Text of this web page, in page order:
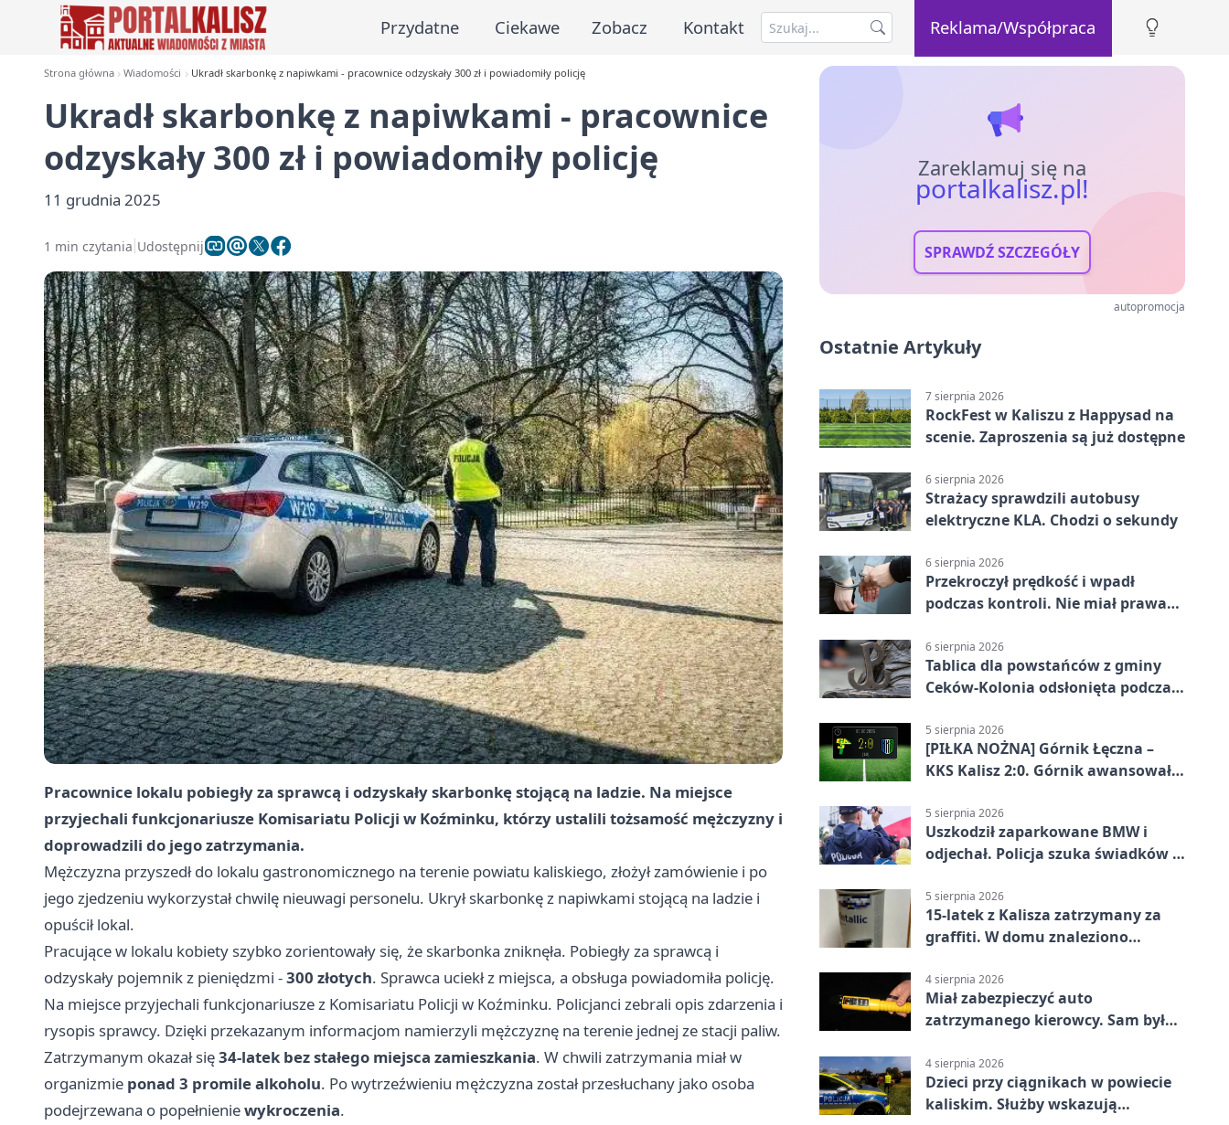
Przydatne Ciekawe Zobacz Kontakt Reklama/Współpraca
Strona główna Wiadomości Ukradł skarbonkę z napiwkami - pracownice odzyskały 300 zł i powiadomiły policję
Ukradł skarbonkę z napiwkami - pracownice
odzyskały 300 zł i powiadomiły policję
11 grudnia 2025
1 min czytania Udostępnij
Pracownice lokalu pobiegły za sprawcą i odzyskały skarbonkę stojącą na ladzie. Na miejsce
przyjechali funkcjonariusze Komisariatu Policji w Koźminku, którzy ustalili tożsamość mężczyzny i
doprowadzili do jego zatrzymania.
Mężczyzna przyszedł do lokalu gastronomicznego na terenie powiatu kaliskiego, złożył zamówienie i po
jego zjedzeniu wykorzystał chwilę nieuwagi personelu. Ukrył skarbonkę z napiwkami stojącą na ladzie i
opuścił lokal.
Pracujące w lokalu kobiety szybko zorientowały się, że skarbonka zniknęła. Pobiegły za sprawcą i
odzyskały pojemnik z pieniędzmi -300 złotych. Sprawca uciekł z miejsca, a obsługa powiadomiła policję.
Na miejsce przyjechali funkcjonariusze z Komisariatu Policji w Koźminku. Policjanci zebrali opis zdarzenia i
rysopis sprawcy. Dzięki przekazanym informacjom namierzyli mężczyznę na terenie jednej ze stacji paliw.
Zatrzymanym okazał się34-latek bez stałego miejsca zamieszkania. W chwili zatrzymania miał w
organizmie ponad 3 promile alkoholu. Po wytrzeźwieniu mężczyzna został przesłuchany jako osoba
podejrzewana o popełnieniewykroczenia.
Zareklamuj się na
portalkalisz.pl!
SPRAWDŹ SZCZEGÓŁY
autopromocja
Ostatnie Artykuły
7 sierpnia 2026
RockFest w Kaliszu z Happysad na
scenie. Zaproszenia są już dostępne
6 sierpnia 2026
Strażacy sprawdzili autobusy
elektryczne KLA. Chodzi o sekundy
6 sierpnia 2026
Przekroczył prędkość i wpadł
podczas kontroli. Nie miał prawa
6 sierpnia 2026
Tablica dla powstańców z gminy
Ceków-Kolonia odsłonięta podczas
5 sierpnia 2026
[PIŁKA NOŻNA] Górnik Łęczna –
KKS Kalisz 2:0. Górnik awansował
5 sierpnia 2026
Uszkodził zaparkowane BMW i
odjechał. Policja szuka świadków w
5 sierpnia 2026
15-latek z Kalisza zatrzymany za
graffiti. W domu znaleziono
4 sierpnia 2026
Miał zabezpieczyć auto
zatrzymanego kierowcy. Sam był
4 sierpnia 2026
Dzieci przy ciągnikach w powiecie
kaliskim. Służby wskazują